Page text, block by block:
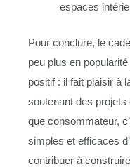
espaces
Pour conclure, le
peu plus en
positif : il fait plaisir à
soutenant des
que consommateur,
simples et efficaces
contribuer à